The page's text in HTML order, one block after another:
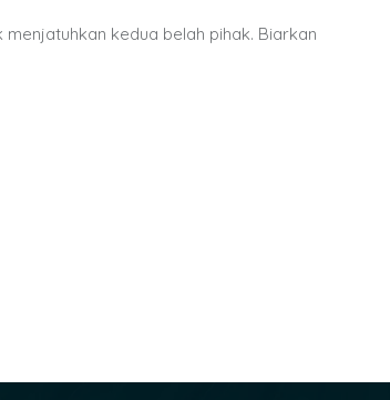
kedua belah pihak. Biarkan